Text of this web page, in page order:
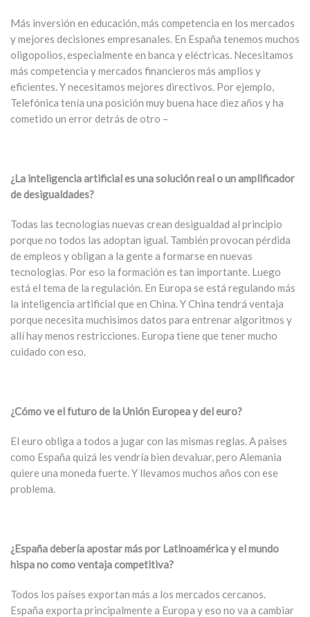
Más inversión en educación, más competencia en los mercados
y mejores decisiones empresanales. En España tenemos muchos
oligopolios, especialmente en banca y eléctricas. Necesitamos
más competencia y mercados financieros más amplios y
eficientes. Y necesitamos mejores directivos. Por ejemplo,
Telefónica tenía una posición muy buena hace diez años y ha
cometido un error detrás de otro –
¿La inteligencia artificial es una solución real o un amplificador
de desigualdades?
Todas las tecnologias nuevas crean desigualdad al principio
porque no todos las adoptan igual. También provocan pérdida
de empleos y obligan a la gente a formarse en nuevas
tecnologias. Por eso la formación es tan importante. Luego
está el tema de la regulación. En Europa se está regulando más
la inteligencia artificial que en China. Y China tendrá ventaja
porque necesita muchisimos datos para entrenar algoritmos y
allí hay menos restricciones. Europa tiene que tener mucho
cuidado con eso.
¿Cómo ve el futuro de la Unión Europea y del euro?
El euro obliga a todos a jugar con las mismas reglas. A paises
como España quizá les vendría bien devaluar, pero Alemania
quiere una moneda fuerte. Y llevamos muchos años con ese
problema.
¿España debería apostar más por Latinoamérica y el mundo
hispa no como ventaja competitiva?
Todos los países exportan más a los mercados cercanos.
España exporta principalmente a Europa y eso no va a cambiar